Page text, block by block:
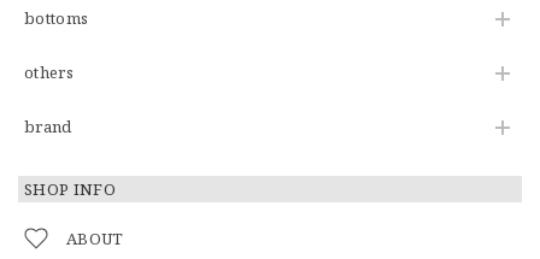
bottoms
others
brand
SHOP INFO
ABOUT